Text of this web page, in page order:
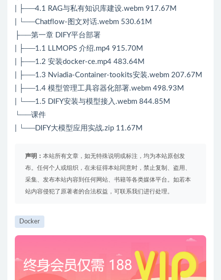
| ├──4.1 RAG与私有知识库建设.webm 917.67M
| └──Chatflow-图文对话.webm 530.61M
├──第一章 DIFY平台部署
| ├──1.1 LLMOPS 介绍.mp4 915.70M
| ├──1.2 安装docker-ce.mp4 483.64M
| ├──1.3 Nviadia-Container-tookits安装.webm 207.67M
| ├──1.4 模型管理工具容器化部署.webm 498.93M
| └──1.5 DIFY安装与模型接入.webm 844.85M
└──课件
| └──DIFY大模型应用实战.zip 11.67M
声明： 本站所有文章，如无特殊说明或标注，均为本站原创发
布。任何个人或组织，在未征得本站同意时，禁止复制、盗用、
采集、发布本站内容到任何网站、书籍等各类媒体平台。如若本
站内容侵犯了原著者的合法权益，可联系我们进行处理。
Docker